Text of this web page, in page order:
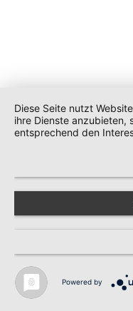
Diese Seite nutzt
ihre Dienste anzubieten,
entsprechend den
Powered by